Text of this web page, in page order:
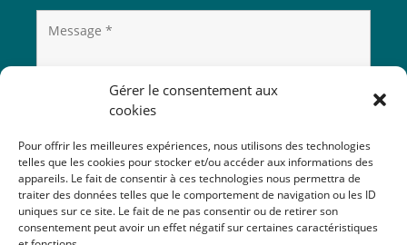
Gérer le consentement aux
cookies
Pour offrir les meilleures expériences, nous utilisons des technologies
telles que les cookies pour stocker et/ou accéder aux informations des
appareils. Le fait de consentir à ces technologies nous permettra de
traiter des données telles que le comportement de navigation ou les ID
uniques sur ce site. Le fait de ne pas consentir ou de retirer son
consentement peut avoir un effet négatif sur certaines caractéristiques